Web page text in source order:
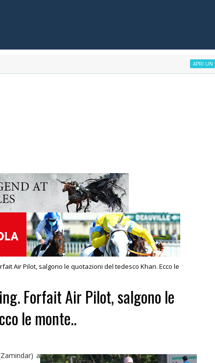
APRI UN CONTO
Air Pilot, salgono le quotazioni del tedesco Khan. Ecco le
Forfait Air Pilot, salgono le
le monte..
a